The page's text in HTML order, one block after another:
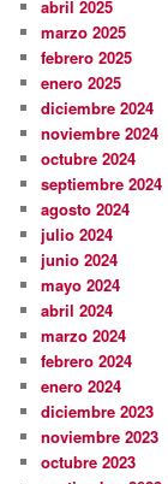
abril 2025
marzo 2025
febrero 2025
enero 2025
diciembre 2024
noviembre 2024
octubre 2024
septiembre 2024
agosto 2024
julio 2024
junio 2024
mayo 2024
abril 2024
marzo 2024
febrero 2024
enero 2024
diciembre 2023
noviembre 2023
octubre 2023